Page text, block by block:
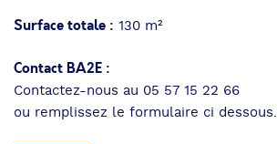
Surface totale : 130 m²
Contact BA2E :
Contactez-nous au 05 57 15 22 66
ou remplissez le formulaire ci dessous.